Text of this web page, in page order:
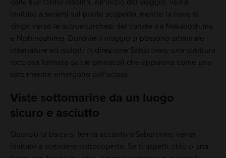
dalla sua forma insolita. All'inizio del viaggio, verrai
invitato a sederti sul ponte scoperto mentre la nave si
dirige verso le acque turchesi del canale tra Nakanoshima
e Nishinoshima. Durante il viaggio si possono ammirare
insenature ed isolotti in direzione Saburoiwa, una struttura
rocciosa formata da tre pinnacoli che appaiono come uno
solo mentre emergono dall'acqua.
Viste sottomarine da un luogo
sicuro e asciutto
Quando la barca si ferma accanto a Saburoiwa, verrai
invitato a scendere sottocoperta. Se ti aspetti oblò o una